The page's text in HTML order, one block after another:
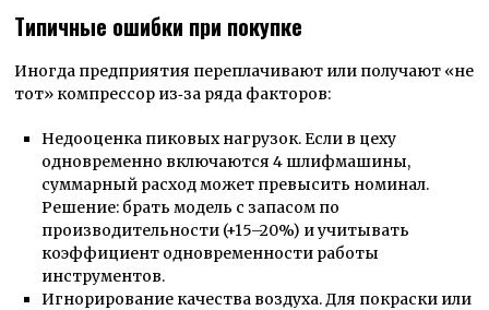
Типичные ошибки при покупке
Иногда предприятия переплачивают или получают «не
тот» компрессор из‑за ряда факторов:
Недооценка пиковых нагрузок. Если в цеху
одновременно включаются 4 шлифмашины,
суммарный расход может превысить номинал.
Решение: брать модель с запасом по
производительности (+15–20%) и учитывать
коэффициент одновременности работы
инструментов.
Игнорирование качества воздуха. Для покраски или